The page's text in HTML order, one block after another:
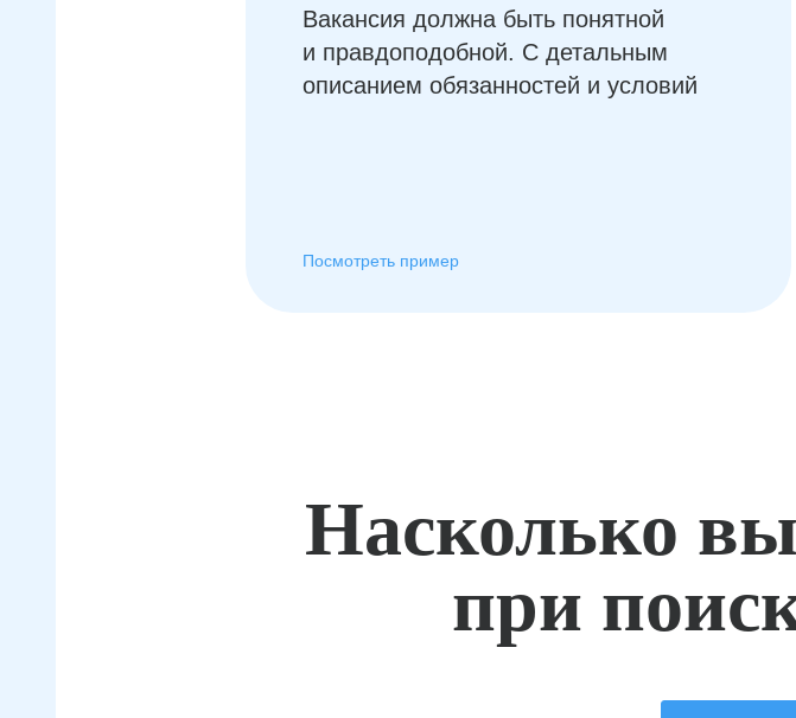
Вакансия должна быть понятной
и правдоподобной. С детальным
описанием обязанностей и условий
Посмотреть пример
Насколько вы
при